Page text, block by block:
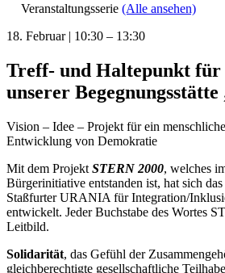
Veranstaltungsserie (Alle ansehen)
18. Februar | 10:30 – 13:30
Treff- und Haltepunkt für
unserer
Vision – Idee – Projekt für ein
Entwicklung von Demokratie
Mit dem Projekt STERN 2000, welches
Bürgerinitiative entstanden ist, hat sich
Staßfurter URANIA für Integration/
entwickelt. Jeder Buchstabe des Wortes
Leitbild.
Solidarität, das Gefühl der
gleichberechtigte gesellschaftliche